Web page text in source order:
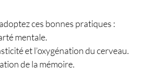
ces bonnes pratiques :
mentale.
et l’oxygénation du cerveau.
de la mémoire.